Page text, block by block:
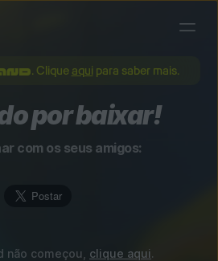
. Clique aqui para saber mais.
por baixar!
com os seus amigos:
não começou, clique aqui.